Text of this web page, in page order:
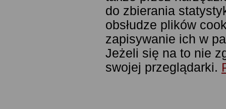
do zbierania
obsłudze plików
zapisywanie ich w
Jeżeli się na to nie
swojej przeglądarki.